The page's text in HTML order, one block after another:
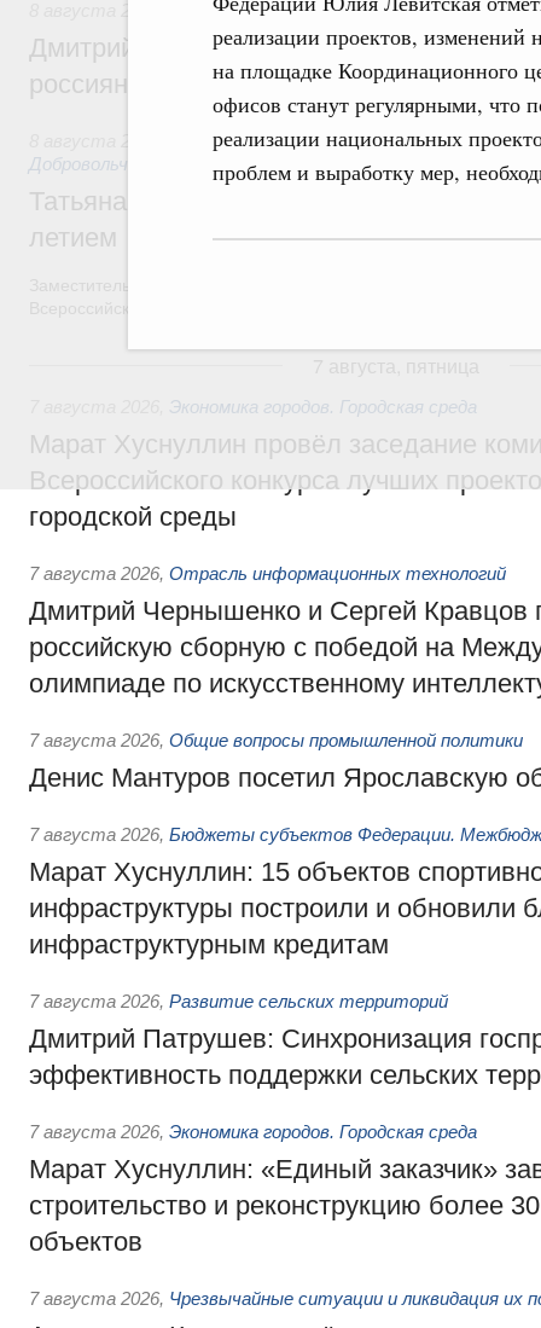
реализации проектов, изменений
на площадке Координационного
офисов станут регулярными, что
реализации национальных
проблем и выработку мер,
Спорт высших достижений и массовый
Дмитрий Чернышенко и Михаил
россиян с Днём физкультурника
Социальные инновации. Некоммерческие
Добровольчество и волонтёрство. Благотворительность
Татьяна Голикова поздравила
летием
Экономика городов. Городская среда
Марат Хуснуллин провёл заседание
Всероссийского конкурса лучших
городской среды
7 августа 2026, Отрасль информационных технологий
Дмитрий Чернышенко и Сергей Кравцов
российскую сборную с победой на
олимпиаде по искусственному
7 августа 2026, Общие вопросы промышленной политики
Денис Мантуров посетил Ярославскую
7 августа 2026, Бюджеты субъектов Федерации.
Марат Хуснуллин: 15 объектов
инфраструктуры построили и обновили
инфраструктурным кредитам
7 августа 2026, Развитие сельских территорий
Дмитрий Патрушев: Синхронизация
эффективность поддержки сельских
7 августа 2026, Экономика городов. Городская среда
Марат Хуснуллин: «Единый заказчик»
строительство и реконструкцию более
объектов
7 августа 2026, Чрезвычайные ситуации и ликвидация их